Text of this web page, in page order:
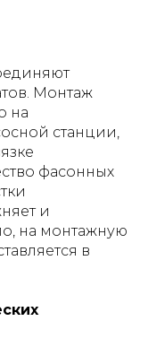
Монтаж
на
станции,
фасонных
и
на монтажную
в